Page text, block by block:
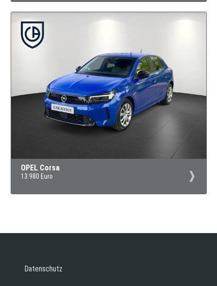
OPEL Corsa
13.980 Euro
Datenschutz